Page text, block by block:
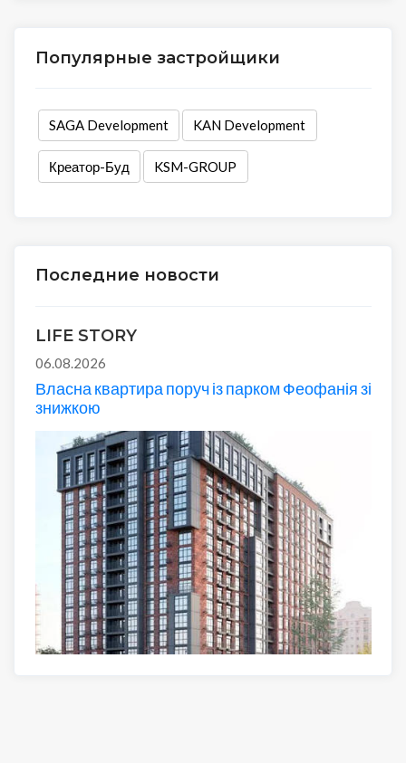
Популярные застройщики
SAGA Development KAN Development
Креатор-Буд KSM-GROUP
Последние новости
LIFE STORY
06.08.2026
Власна квартира поруч із парком Феофанія зі
знижкою